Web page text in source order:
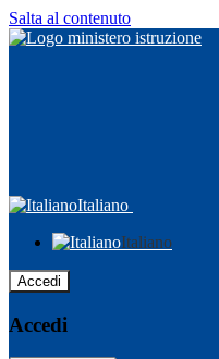
Salta al contenuto
Italiano
Italiano
Accedi
Accedi